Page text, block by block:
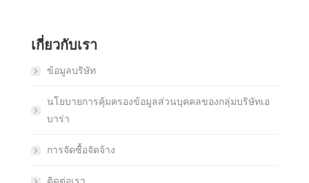
เกี่ยวกับเรา
ข้อมูลบริษัท
นโยบายการคุ้มครองข้อมูลส่วนบุคคลของกลุ่มบริษัทเอ
บาร่า
การจัดซื้อจัดจ้าง